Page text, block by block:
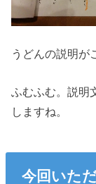
うどんの説明が
ふむふむ。説明
しますね。
今回いた